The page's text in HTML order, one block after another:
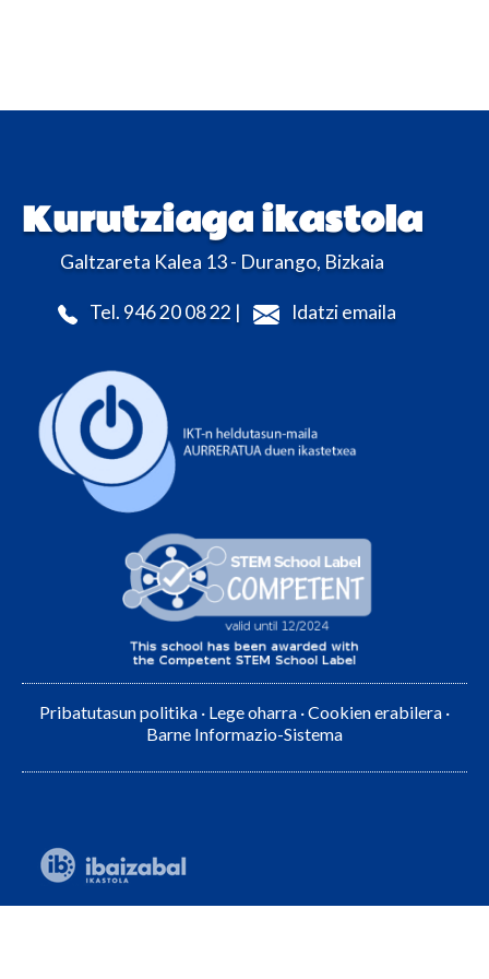
Kurutziaga ikastola
Galtzareta Kalea 13 - Durango, Bizkaia
Tel. 946 20 08 22 | Idatzi emaila
Pribatutasun politika · Lege oharra ·Cookien erabilera ·
Barne Informazio-Sistema